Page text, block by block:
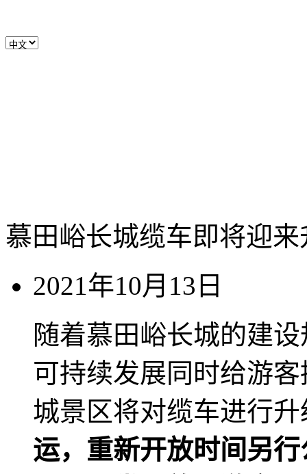
慕田峪长城缆车即将迎
2021年10月13日
随着慕田峪长城的建
可持续发展同时给游
城景区将对缆车进行
运，重新开放时间另